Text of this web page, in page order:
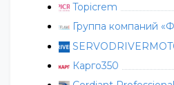
Topicrem
Группа компаний
Карго350